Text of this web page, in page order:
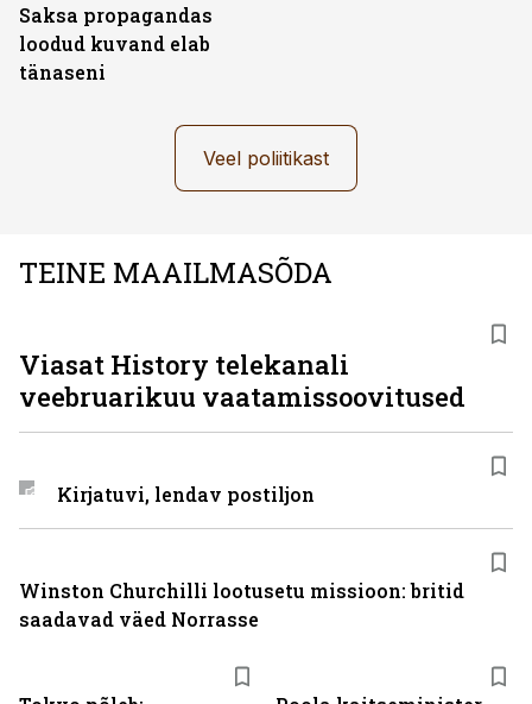
Saksa propagandas
loodud kuvand elab
tänaseni
Veel poliitikast
TEINE MAAILMASÕDA
Viasat History telekanali
veebruarikuu vaatamissoovitused
Kirjatuvi, lendav postiljon
Winston Churchilli lootusetu missioon: britid
saadavad väed Norrasse